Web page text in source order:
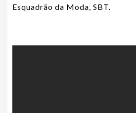
Esquadrão da Moda, SBT.